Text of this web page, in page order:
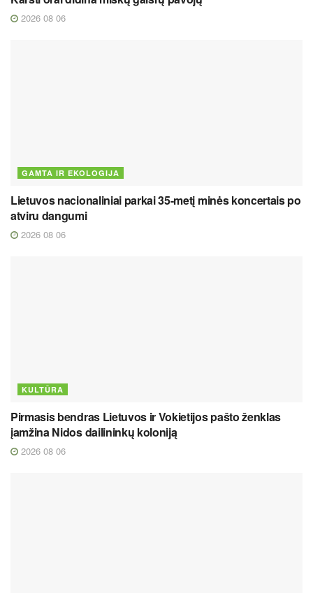
2026 08 06
GAMTA IR EKOLOGIJA
Lietuvos nacionaliniai parkai 35-metį minės koncertais po
atviru dangumi
2026 08 06
KULTŪRA
Pirmasis bendras Lietuvos ir Vokietijos pašto ženklas
įamžina Nidos dailininkų koloniją
2026 08 06